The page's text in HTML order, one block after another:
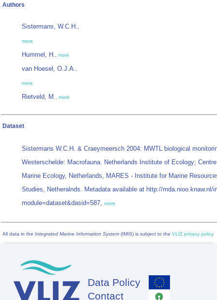
Authors
Sistermans, W.C.H.,
more
Hummel, H., more
van Hoesel, O.J.A.,
more
Rietveld, M., more
Dataset
Sistermans W.C.H. & Craeymeersch 2004: MWTL biological
Westerschelde: Macrofauna. Netherlands Institute of Ecology;
Marine Ecology, Netherlands, MARES - Institute for Marine
Studies, Netheralnds. Metadata available at http://mda.nioo.knaw.nl/
module=dataset&dasid=587, more
All data in the Integrated Marine Information System (IMIS) is subject to the VLIZ privacy policy
Footer
Data Policy
Contact